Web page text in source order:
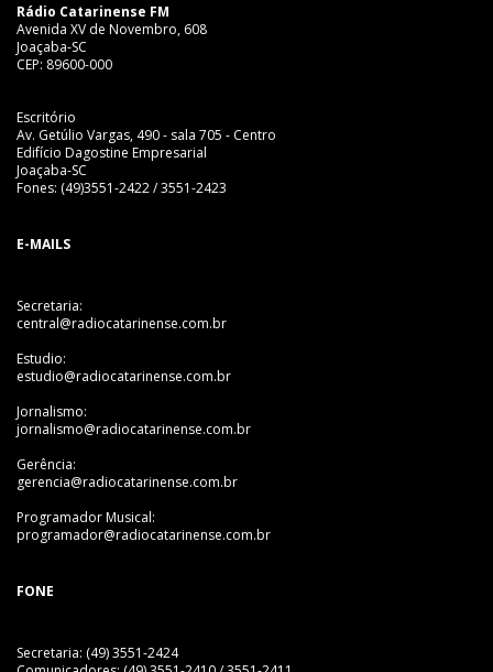
Rádio Catarinense FM
Avenida XV de Novembro, 608
Joaçaba-SC
CEP: 89600-000
Escritório
Av. Getúlio Vargas, 490 - sala 705 - Centro
Edifício Dagostine Empresarial
Joaçaba-SC
Fones: (49)3551-2422 / 3551-2423
E-MAILS
Secretaria:
central@radiocatarinense.com.br
Estudio:
estudio@radiocatarinense.com.br
Jornalismo:
jornalismo@radiocatarinense.com.br
Gerência:
gerencia@radiocatarinense.com.br
Programador Musical:
programador@radiocatarinense.com.br
FONE
Secretaria: (49) 3551-2424